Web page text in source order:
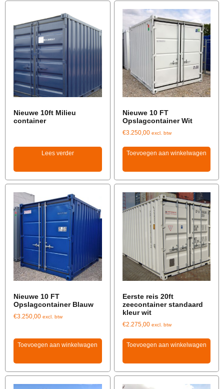
Nieuwe 10ft Milieu
container
Lees verder
Nieuwe 10 FT
Opslagcontainer Wit
€3.250,00 excl. btw
Toevoegen aan winkelwagen
Nieuwe 10 FT
Opslagcontainer Blauw
€3.250,00 excl. btw
Toevoegen aan winkelwagen
Eerste reis 20ft
zeecontainer standaard
kleur wit
€2.275,00 excl. btw
Toevoegen aan winkelwagen